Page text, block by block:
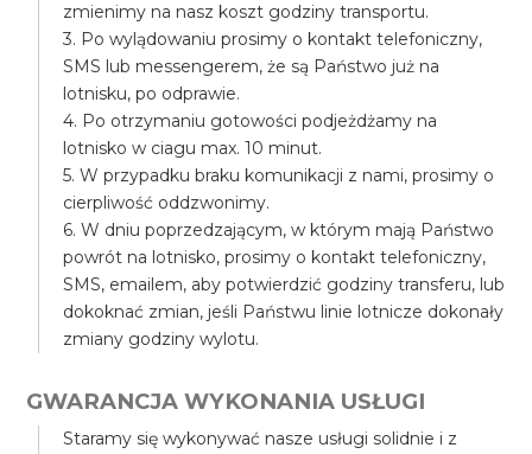
zmienimy na nasz koszt godziny transportu.
3. Po wylądowaniu prosimy o kontakt telefoniczny,
SMS lub messengerem, że są Państwo już na
lotnisku, po odprawie.
4. Po otrzymaniu gotowości podjeżdżamy na
lotnisko w ciagu max. 10 minut.
5. W przypadku braku komunikacji z nami, prosimy o
cierpliwość oddzwonimy.
6. W dniu poprzedzającym, w którym mają Państwo
powrót na lotnisko, prosimy o kontakt telefoniczny,
SMS, emailem, aby potwierdzić godziny transferu, lub
dokoknać zmian, jeśli Państwu linie lotnicze dokonały
zmiany godziny wylotu.
GWARANCJA WYKONANIA USŁUGI
Staramy się wykonywać nasze usługi solidnie i z